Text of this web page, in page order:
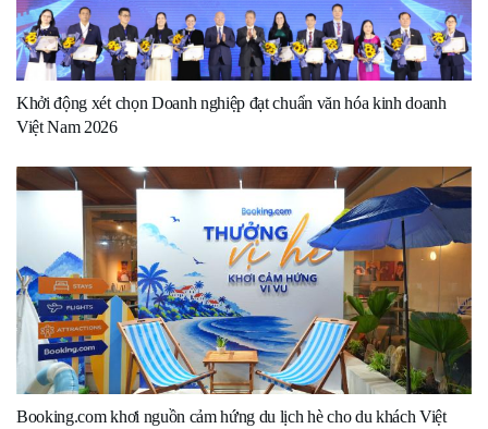
Khởi động xét chọn Doanh nghiệp đạt chuẩn văn hóa kinh doanh
Việt Nam 2026
Booking.com khơi nguồn cảm hứng du lịch hè cho du khách Việt